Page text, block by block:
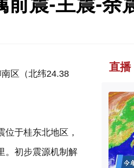
区（北纬24.38
于桂东北地区，
。初步震源机制解
直播